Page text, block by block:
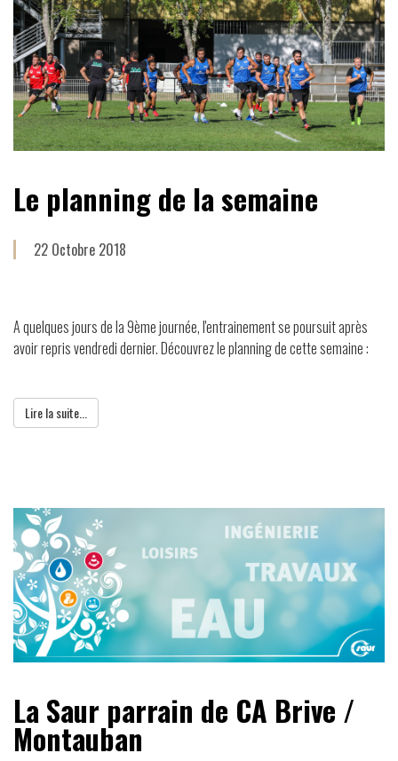
Le planning de la semaine
22 Octobre 2018
A quelques jours de la 9ème journée, l'entrainement se poursuit après
avoir repris vendredi dernier. Découvrez le planning de cette semaine :
Lire la suite...
La Saur parrain de CA Brive /
Montauban